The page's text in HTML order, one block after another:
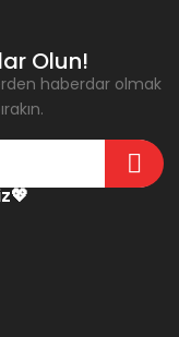
Olun!
haberdar olmak